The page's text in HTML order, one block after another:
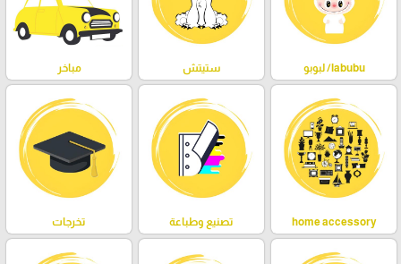
labubu/ لبوبو ستيتش مباخر
home accessory تصنيع وطباعة تخرجات